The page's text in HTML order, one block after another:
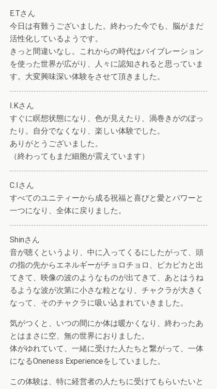
E.Tさん
今日は有難うございました。終わった今でも、脳がまだ
活性化しているようです。
きっと間違いなし。これからの時代はバイブレーション
を使った世界が広がり、人々に認知されると思っていま
す。大変興味深い体験をさせて頂きました。
I.Kさん
すぐに瞑想状態になり、色が見えたり、渦巻きがのぼっ
たり。自分でなくなり、楽しい体験でした。
ありがとうございました。
（終わってもまだ細胞が震えています）
C.Iさん
すべてのユニティーから成る祝福と喜びと愛とパワーと
一つになり、全体に戻りました。
Shinさん
音が聴くというより、中に入ってくるにしたがって、頭
の指の先からエネルギーがチョロチョロ、ピカピカと出
てきて、映像の波のようなものが出てきて、あとはうね
るような波が次第に小さな粒となり、チャクラが大きく
なって、そのチャクラに吸い込まれていきました。
気がつくと、いつの間にか体は暖かくなり、終わったあ
とはまさに空、無の世界におりました。
体がゆれていて、一緒に受けた人たちと繋がって、一体
になるOneness Experienceをしていました。
この体験は、特に経営者の人たちに受けてもらいたいと